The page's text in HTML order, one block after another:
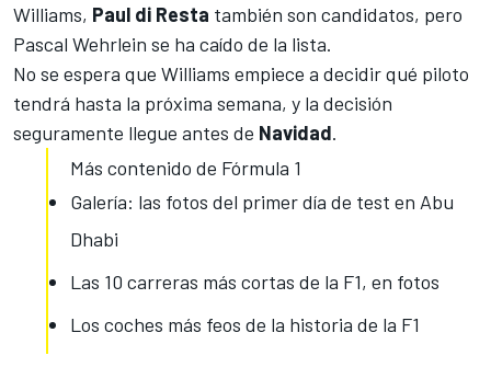
Williams, Paul di Resta también son candidatos, pero
Pascal Wehrlein se ha caído de la lista.
No se espera que Williams empiece a decidir qué piloto
tendrá hasta la próxima semana, y la decisión
seguramente llegue antes de Navidad.
Más contenido de Fórmula 1
Galería: las fotos del primer día de test en Abu
Dhabi
Las 10 carreras más cortas de la F1, en fotos
Los coches más feos de la historia de la F1